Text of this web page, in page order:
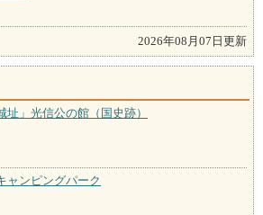
2026年08月07日更新
址」光信公の館（国史跡）
ャンピングパーク